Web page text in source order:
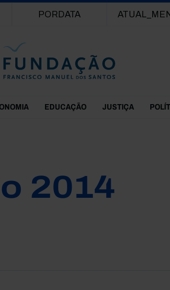
PORDATA
EDUCAÇÃO JUSTIÇA
2014